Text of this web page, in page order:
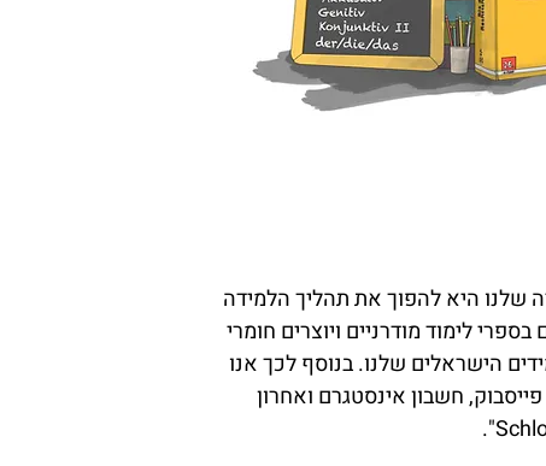
שלנו היא להפוך את תהליך הלמידה
לימוד מודרניים ויוצרים חומרי
הישראלים שלנו. בנוסף לכך אנו
חשבון אינסטגרם ואחרון